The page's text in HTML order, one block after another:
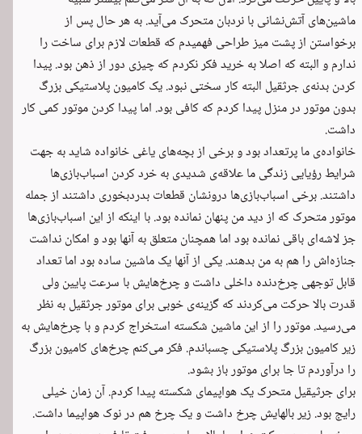
ماشین‌های آتش‌نشانی با نردبان متحرک می‌آید. به هر حال پس از
برخواستن از پشت میز طراحی فهمیدم که قطعات لازم برای ساخت را
ندارم و البته که اصلا به خرید فکر نکردم که چیزی دور از ذهن بود. پیدا
کردن بدنه‌ی جرثقیل البته کار سختی نبود. یک کامیون پلاستیکی بزرگ
بدون موتور در منزل پیدا کردم که کافی بود. اما پیدا کردن موتور کمی کار
داشت.
خانواده‌ی ما پرتعداد بود و برخی از بچه‌های یاغی خانواده شاید به جهت
شرایط رؤیایی زندگی ما علاقه‌ی شدیدی به خرد کردن اسباب‌بازی‌ها
داشتند. برخی اسباب‌بازی‌ها درونشان قطعات بدردبخوری داشتند از جمله
موتور متحرک که از دید من پنهان نمانده بود. با اینکه از این اسباب‌بازی‌ها
جز لاشه‌ای باقی نمانده بود اما همچنان متعلق به آنها بود و امکان نداشت
جنازه‌اش را هم به من بدهند. یکی از آنها یک ماشین ساده بود اما تعداد
قابل توجهی چرخ‌دنده داخلی داشت و چرخ‌هایش با سرعت پایین ولی
قدرت بالا حرکت می‌کردند که گزینه‌ی خوبی برای موتور جرثقیل به نظر
می‌رسید. موتور را از این ماشین شکسته استخراج کردم و با چرخ‌هایش به
زیر کامیون بزرگ پلاستیکی چسباندم. فکر می‌کنم چرخ‌های کامیون بزرگ
را درآوردم تا جا برای موتور باز بشود.
برای جرثیقیل متحرک یک هواپیمای شکسته پیدا کردم. آن زمان خیلی
رایج بود. زیر بالهایش چرخ داشت و یک چرخ هم در نوک هواپیما داشت.